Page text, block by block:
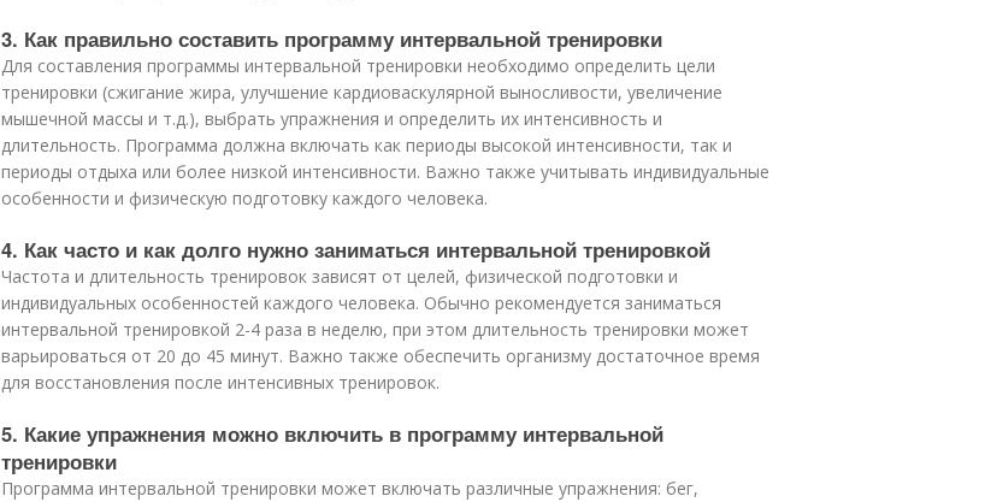
3. Как правильно составить программу интервальной тренировки
Для составления программы интервальной тренировки необходимо определить цели
тренировки (сжигание жира, улучшение кардиоваскулярной выносливости, увеличение
мышечной массы и т.д.), выбрать упражнения и определить их интенсивность и
длительность. Программа должна включать как периоды высокой интенсивности, так и
периоды отдыха или более низкой интенсивности. Важно также учитывать индивидуальные
особенности и физическую подготовку каждого человека.
4. Как часто и как долго нужно заниматься интервальной тренировкой
Частота и длительность тренировок зависят от целей, физической подготовки и
индивидуальных особенностей каждого человека. Обычно рекомендуется заниматься
интервальной тренировкой 2-4 раза в неделю, при этом длительность тренировки может
варьироваться от 20 до 45 минут. Важно также обеспечить организму достаточное время
для восстановления после интенсивных тренировок.
5. Какие упражнения можно включить в программу интервальной
тренировки
Программа интервальной тренировки может включать различные упражнения: бег,